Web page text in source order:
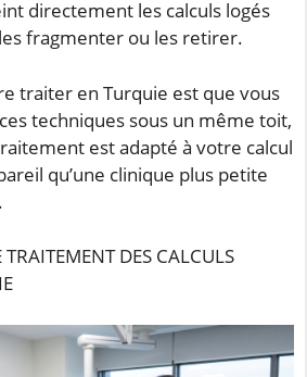
directement les calculs logés
fragmenter ou les retirer.
traiter en Turquie est que vous
techniques sous un même toit,
est adapté à votre calcul
qu’une clinique plus petite
DES CALCULS